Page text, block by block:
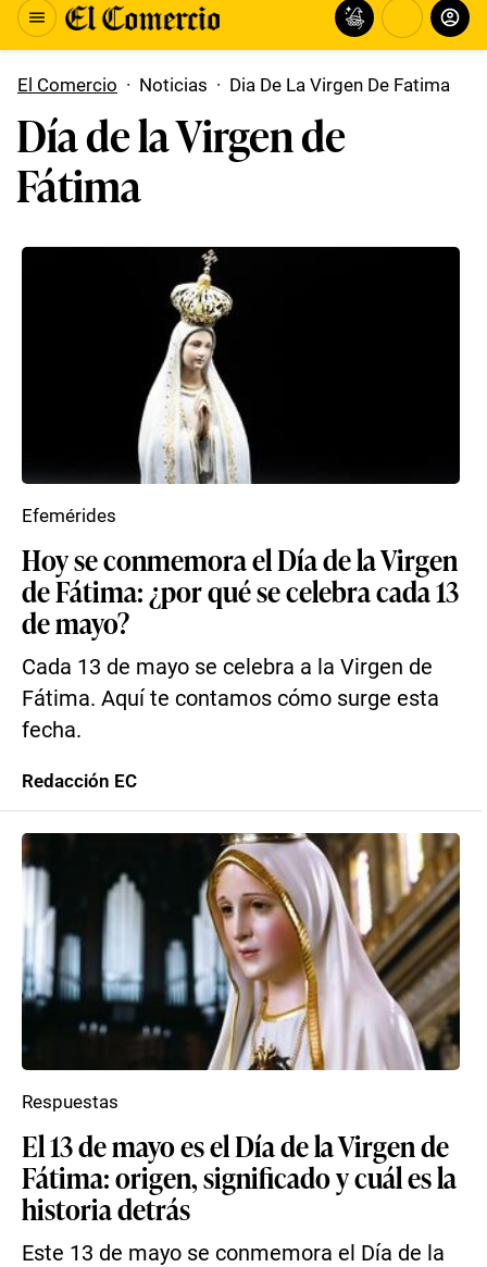
El Comercio · Noticias · Dia De La Virgen De Fatima
Día de la Virgen de
Fátima
Hoy se conmemora el Día de la Virgen
de Fátima: ¿por qué se celebra cada 13
de mayo?
Cada 13 de mayo se celebra a la Virgen de
Fátima. Aquí te contamos cómo surge esta
fecha.
Efemérides
Redacción EC
El 13 de mayo es el Día de la Virgen de
Fátima: origen, significado y cuál es la
historia detrás
Este 13 de mayo se conmemora el Día de la
Respuestas